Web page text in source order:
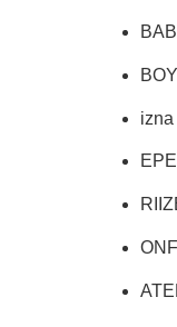
izna
ONF